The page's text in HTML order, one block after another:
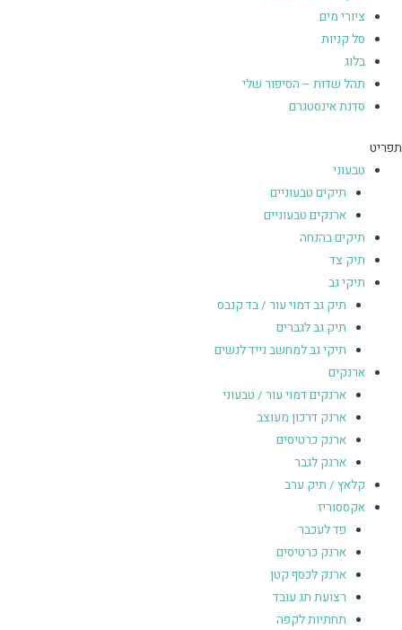
ציורי מים
סל קניות
בלוג
תהל שדות – הסיפור שלי
סדנת אינסטגרם
תפריט
טבעוני
תיקים טבעוניים
ארנקים טבעוניים
תיקים בהנחה
תיק צד
תיקי גב
תיק גב דמוי עור / בד קנבס
תיק גב לגברים
תיקי גב למחשב נייד לנשים
ארנקים
ארנקים דמוי עור / טבעוני
ארנק דרכון מעוצב
ארנק כרטיסים
ארנק לגבר
קלאץ / תיק ערב
אקססוריז
פד לעכבר
ארנק כרטיסים
ארנק לכסף קטן
רצועת תג עובד
תחתיות לקפה